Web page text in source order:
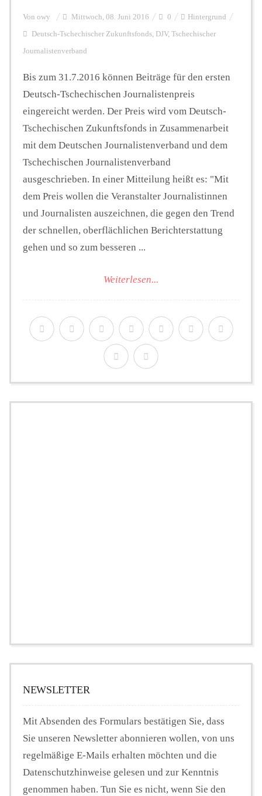
FUNKTURM-Beiträge
Seminare
Unterstützen
Von owy Mittwoch, 08. Juni 2016 0 Hintergrund
Deutsch-Tschechischer Zukunftsfonds, DJV, Tschechischer
Journalistenverband
Bis zum 31.7.2016 können Beiträge für den ersten
Deutsch-Tschechischen Journalistenpreis
eingereicht werden. Der Preis wird vom Deutsch-
Tschechischen Zukunftsfonds in Zusammenarbeit
mit dem Deutschen Journalistenverband und dem
Tschechischen Journalistenverband
ausgeschrieben. In einer Mitteilung heißt es: "Mit
dem Preis wollen die Veranstalter Journalistinnen
und Journalisten auszeichnen, die gegen den Trend
der schnellen, oberflächlichen Berichterstattung
gehen und so zum besseren ...
Weiterlesen...
NEWSLETTER
Mit Absenden des Formulars bestätigen Sie, dass
Sie unseren Newsletter abonnieren wollen, von uns
regelmäßige E-Mails erhalten möchten und die
Datenschutzhinweise gelesen und zur Kenntnis
genommen haben. Tun Sie es nicht, wenn Sie den